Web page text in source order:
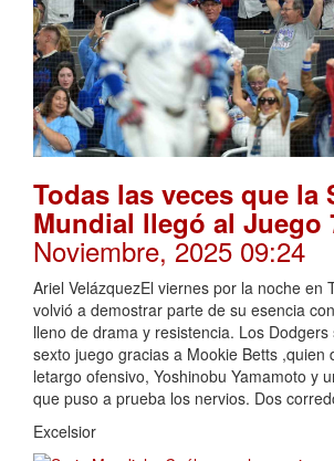
Todas las veces que la
Mundial llegó al Juego
Noviembre, 2025 09:24
Ariel VelázquezEl viernes por la noche en
volvió a demostrar parte de su esencia
lleno de drama y resistencia. Los
sexto juego gracias a Mookie Betts ,quien
letargo ofensivo, Yoshinobu Yamamoto y
que puso a prueba los nervios. Dos
Excelsior